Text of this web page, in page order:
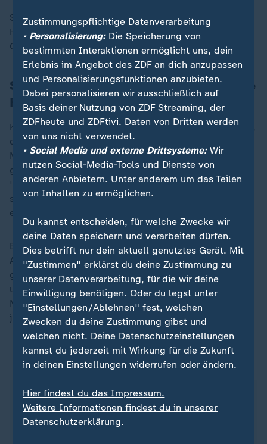
So würden etwa das Bürgergeld und das
Heizungsgesetz abgeschafft und auf eine neue
Grundlage gestellt.
SPD-Chef: Wohnraum ist "große, soziale
Frage unserer Zeit"
Klingbeil verteidigte die Änderungen beim Bürgergeld,
das zu einer "Grundsicherung" werden soll. Wenn
Menschen etwa unverschuldet in Arbeitslosigkeit
gerieten, müsse ihnen ein starker Sozialstaat helfen.
"Das bleibt gewährleistet", sagte der SPD-Chef. Wenn
sich aber jemand verweigere, dann werde der Druck
erhöht. "Das kann die Gesellschaft auch erwarten."
Ein zentrales Vorhaben von Union und SPD ist der
Ausbau von bezahlbarem Wohnraum. "Das muss
gelingen, das ist eine der großen sozialen Frage
unserer Zeit", sagte Klingbeil. Die jetzt beschlossenen
Maßnahmen könnten dazu führen, "dass der Turbo
jetzt scharf geschaltet wird."
ZDFheute auf WhatsApp
Zustimmungspflichtige Datenverarbeitung
• Personalisierung:Die Speicherung von
bestimmten Interaktionen ermöglicht uns, dein
Erlebnis im Angebot des ZDF an dich anzupassen
und Personalisierungsfunktionen anzubieten.
Dabei personalisieren wir ausschließlich auf
Basis deiner Nutzung von ZDF Streaming, der
ZDFheute und ZDFtivi. Daten von Dritten werden
von uns nicht verwendet.
• Social Media und externe Drittsysteme:Wir
nutzen Social-Media-Tools und Dienste von
anderen Anbietern. Unter anderem um das Teilen
von Inhalten zu ermöglichen.
Du kannst entscheiden, für welche Zwecke wir
deine Daten speichern und verarbeiten dürfen.
Dies betrifft nur dein aktuell genutztes Gerät. Mit
"Zustimmen" erklärst du deine Zustimmung zu
unserer Datenverarbeitung, für die wir deine
Einwilligung benötigen. Oder du legst unter
"Einstellungen/Ablehnen" fest, welchen
Zwecken du deine Zustimmung gibst und
welchen nicht. Deine Datenschutzeinstellungen
kannst du jederzeit mit Wirkung für die Zukunft
in deinen Einstellungen widerrufen oder ändern.
Hier findest du das Impressum.
Weitere Informationen findest du in unserer
Datenschutzerklärung.